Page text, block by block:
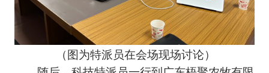
（图为特派员在会场现场讨论）